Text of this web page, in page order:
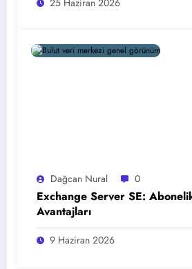
25 Haziran 2026
Dağcan Nural 0
Exchange Server SE:
Avantajları
9 Haziran 2026